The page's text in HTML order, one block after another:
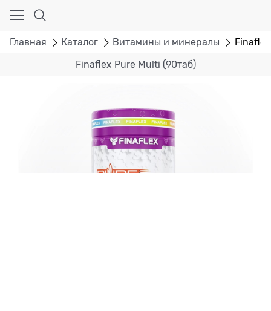
Главная Каталог Витамины и минералы
Finaflex Pure Multi (90таб)